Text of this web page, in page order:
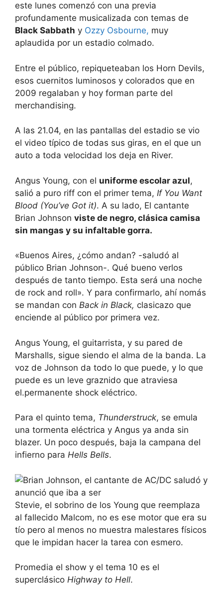
este lunes comenzó con una previa
profundamente musicalizada con temas de
Black Sabbath y Ozzy Osbourne, muy
aplaudida por un estadio colmado.
Entre el público, repiqueteaban los Horn Devils,
esos cuernitos luminosos y colorados que en
2009 regalaban y hoy forman parte del
merchandising.
A las 21.04, en las pantallas del estadio se vio
el video típico de todas sus giras, en el que un
auto a toda velocidad los deja en River.
Angus Young, con el uniforme escolar azul,
salió a puro riff con el primer tema, If You Want
Blood (You’ve Got it). A su lado, El cantante
Brian Johnson viste de negro, clásica camisa
sin mangas y su infaltable gorra.
«Buenos Aires, ¿cómo andan? -saludó al
público Brian Johnson-. Qué bueno verlos
después de tanto tiempo. Esta será una noche
de rock and roll». Y para confirmarlo, ahí nomás
se mandan con Back in Black, clasicazo que
enciende al público por primera vez.
Angus Young, el guitarrista, y su pared de
Marshalls, sigue siendo el alma de la banda. La
voz de Johnson da todo lo que puede, y lo que
puede es un leve graznido que atraviesa
el.permanente shock eléctrico.
Para el quinto tema, Thunderstruck, se emula
una tormenta eléctrica y Angus ya anda sin
blazer. Un poco después, baja la campana del
infierno para Hells Bells.
Stevie, el sobrino de los Young que reemplaza
al fallecido Malcom, no es ese motor que era su
tío pero al menos no muestra malestares físicos
que le impidan hacer la tarea con esmero.
Promedia el show y el tema 10 es el
superclásico Highway to Hell.